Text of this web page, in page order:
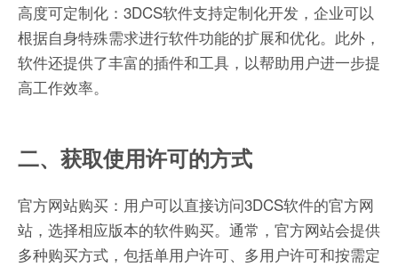
高度可定制化：3DCS软件支持定制化开发，企业可以
根据自身特殊需求进行软件功能的扩展和优化。此外，
软件还提供了丰富的插件和工具，以帮助用户进一步提
高工作效率。
二、获取使用许可的方式
官方网站购买：用户可以直接访问3DCS软件的官方网
站，选择相应版本的软件购买。通常，官方网站会提供
多种购买方式，包括单用户许可、多用户许可和按需定